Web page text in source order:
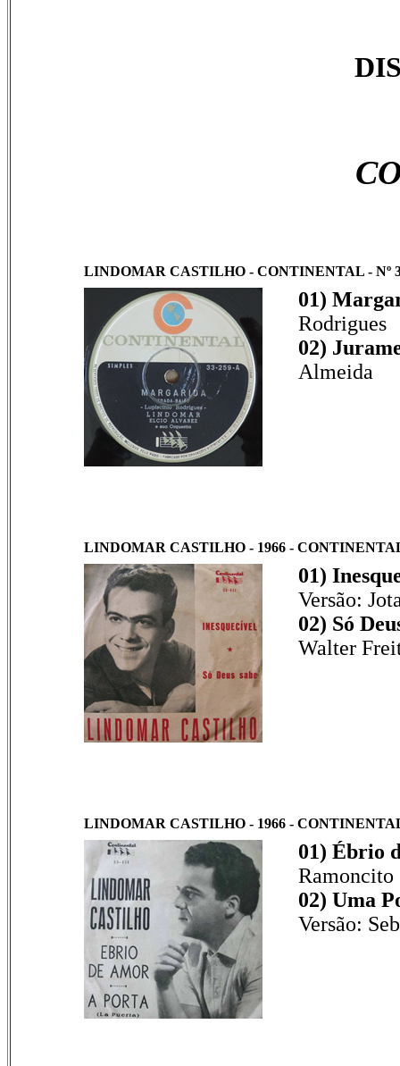
LINDOMAR CASTILHO - CONTINENTAL - Nº
01)
Rodrigues
02)
Almeida
LINDOMAR CASTILHO - 1966 - CONTINENTAL
01)
Versão:
02) Só
Walter
LINDOMAR CASTILHO - 1966 - CONTINENTAL
01) Ébrio
Ramoncito
02) Uma
Versão: